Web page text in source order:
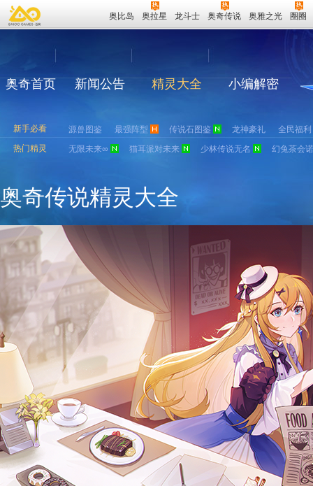
奥比岛 奥拉星 龙斗士 奥奇传说 奥雅之光 圈圈
奥奇首页 新闻公告 精灵大全 小编解密
新手必看 源兽图鉴 最强阵型 传说石图鉴 龙神豪礼
全民福利
热门精灵
无限未来∞ 猫耳派对未来 少林传说无名 幻兔茶会
奥奇传说精灵大全